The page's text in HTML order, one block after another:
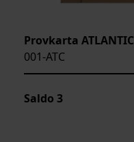
Provkarta ATLANTIC
001-ATC
Saldo 3